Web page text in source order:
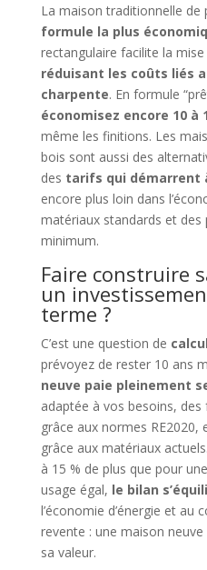
La maison traditionnelle de
formule la plus
rectangulaire facilite la mise
réduisant les coûts liés
charpente. En formule
économisez encore 10 à
même les finitions. Les
bois sont aussi des
des tarifs qui démarrent
encore plus loin dans
matériaux standards et des
minimum.
Faire construire
un
terme ?
C’est une question de
prévoyez de rester 10 ans
neuve paie pleinement
adaptée à vos besoins, des
grâce aux normes
grâce aux matériaux
à 15 % de plus que pour
usage égal, le bilan
l’économie d’énergie et au
revente : une maison
sa valeur.